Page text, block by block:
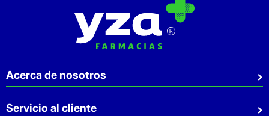
Acerca de nosotros
Quiénes somos
Servicio al cliente